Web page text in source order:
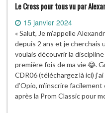
Le Cross pour tous vu par
15 janvier 2024
« Salut, Je m’appelle
depuis 2 ans et je cherchais
voulais découvrir la
première fois de ma vie 😂.
CDR06 (téléchargez là ici)
d’Opio, m’inscrire
après la Prom Classic pour